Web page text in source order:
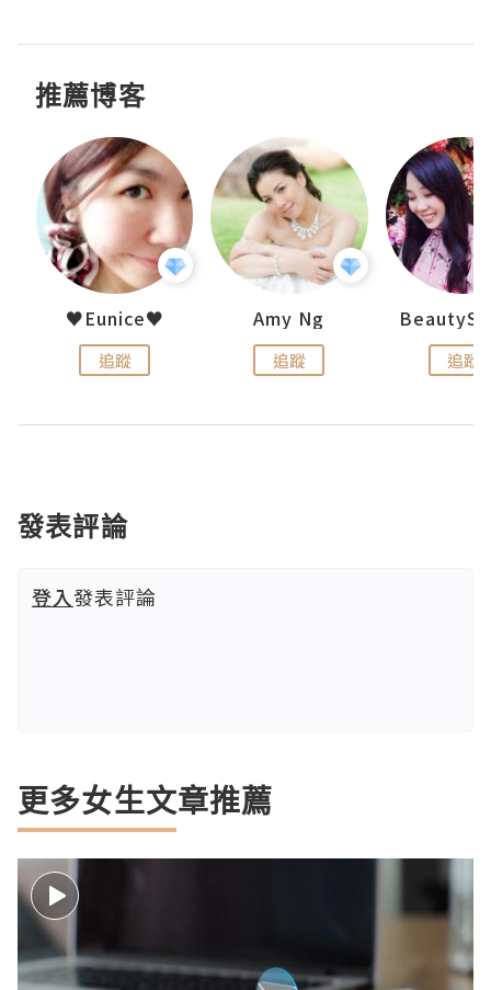
推薦博客
♥Eunice♥
追蹤
Amy Ng
追蹤 追蹤
發表評論
登入發表評論
更多女生文章推薦